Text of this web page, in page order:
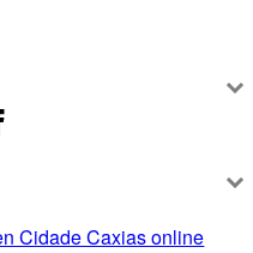
Cidade Caxias online